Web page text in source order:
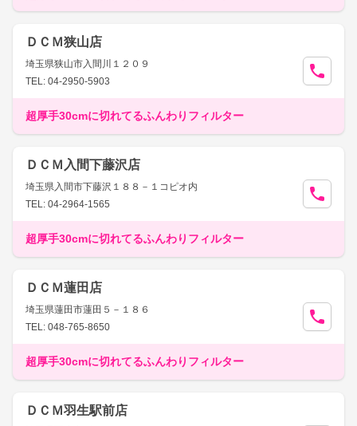
ＤＣＭ狭山店
埼玉県狭山市入間川１２０９
TEL: 04-2950-5903
超厚手30cmに切れてるふんわりフィルター
ＤＣＭ入間下藤沢店
埼玉県入間市下藤沢１８８－１コピオ内
TEL: 04-2964-1565
超厚手30cmに切れてるふんわりフィルター
ＤＣＭ蓮田店
埼玉県蓮田市蓮田５－１８６
TEL: 048-765-8650
超厚手30cmに切れてるふんわりフィルター
ＤＣＭ羽生駅前店